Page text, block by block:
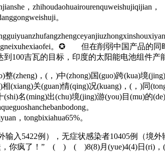
，zhihoudaohuairourenquweishujiqijian，
。
。✪ 但在削弱中国产品的
100吉瓦的目标，印度的太阳能电池组件产
，(，)中(zhong)国(guo)跨(kua)境(jing)
(xiang)关(guan)情(qing)况(kuang)，(，)同
十(shi)名(ming)出(chu)境(jing)游(you)目(mu)
。
，tongbixiahua65%。
输入5422例），无症状感染者10405例（
，你疯了！” ( ) ( )8(8)月(yue)4(4)日(ri)，(